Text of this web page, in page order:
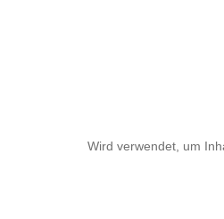
Wird verwendet, um